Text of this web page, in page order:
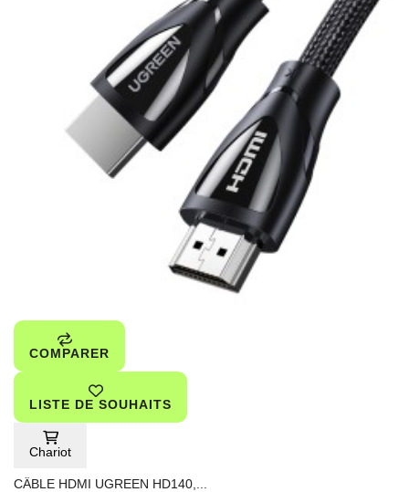
COMPARER
LISTE DE SOUHAITS
Chariot
CÂBLE HDMI UGREEN HD140,...